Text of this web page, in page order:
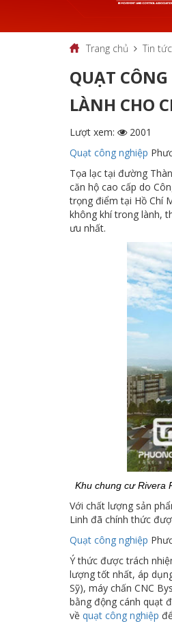
Trang chủ Tin tức
QUẠT
LÀNH CHO
Lượt xem:
2001
Quạt công nghiệp
Tọa lạc tại đường
căn hộ cao cấp do
trọng điểm tại Hồ Chí
không khí trong lành,
ưu nhất.
Khu chung cư Rivera
Với chất lượng sản
Linh đã chính thức
Quạt công nghiệp
Ý thức được trách
lượng tốt nhất, áp
Sỹ), máy chấn CNC
bằng động cánh quạt
về quạt công nghiệp